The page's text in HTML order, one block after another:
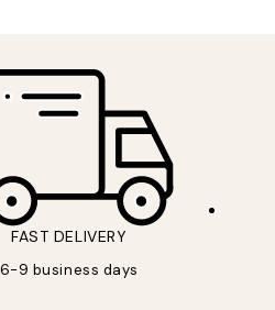
FAST DELIVERY
6-9 business days